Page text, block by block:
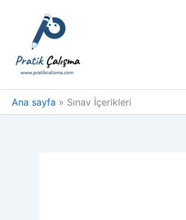
Ana sayfa Sınav İçerikleri